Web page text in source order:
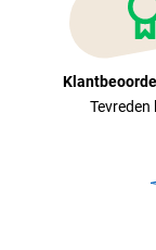
Tevreden